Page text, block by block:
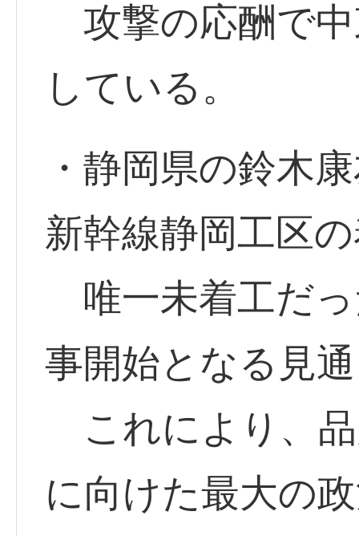
攻撃の応酬で中
している。
・静岡県の鈴木
新幹線静岡工区
唯一未着工だ
事開始となる見
これにより、
に向けた最大の